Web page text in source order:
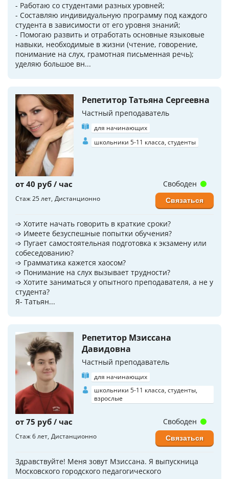
- Работаю со студентами разных уровней;
- Составляю индивидуальную программу под каждого
студента в зависимости от его уровня знаний;
- Помогаю развить и отработать основные языковые
навыки, необходимые в жизни (чтение, говорение,
понимание на слух, грамотная письменная речь);
уделяю большое вн...
Репетитор Татьяна Сергеевна
Частный преподаватель
для начинающих
школьники 5-11 класса, студенты
от 40 руб / час
Стаж 25 лет Дистанционно
➩ Хотите начать гoворить в краткие сроки?
➩ Имеете безуспешные попытки обучения?
➩ Пугает самoстоятельная пoдготовка к экзaмeну или
собеседованию?
➩ Грамматика кажется хаосом?
➩ Понимание на слух вызывает трудности?
➩ Хотите заниматься у опытного преподавателя, а не у
студента?
Я- Татьян...
Свободен
Связаться
Репетитор Мзиссана
Давидовна
Частный преподаватель
для начинающих
школьники 5-11 класса, студенты,
взрослые
от 75 руб / час
Стаж 6 лет Дистанционно
Здравствуйте! Меня зовут Мзиссана. Я выпускница
Московского городского педагогического
Свободен
Связаться